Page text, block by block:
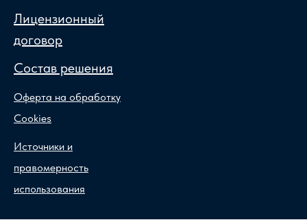
Лицензионный
договор
Состав решения
Оферта на обработку
Cookies
Источники и
правомерность
использования